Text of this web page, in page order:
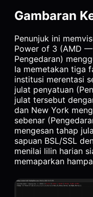
Gambaran
Penunjuk ini
Power of 3 (AMD —
Pengedaran)
Ia memetakan tiga
institusi merentasi
julat penyatuan
julat tersebut
dan New York
sebenar
mengesan tahap
sapuan BSL/SSL
menilai lilin harian
memaparkan